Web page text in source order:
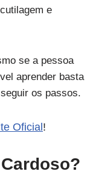
e
se a pessoa
aprender basta
os passos.
Oficial!